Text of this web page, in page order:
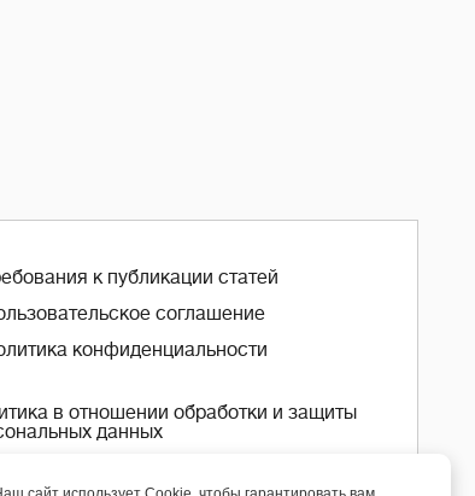
к публикации статей
соглашение
конфиденциальности
в отношении обработки и защиты
данных